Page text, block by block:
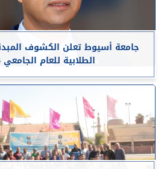
جامعة أسيوط تعلن الكشوف
الطلابية للعام الجامعي 2024 /2025